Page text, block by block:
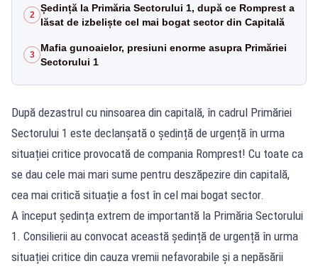
2
Ședință la Primăria Sectorului 1, după ce Romprest a
lăsat de izbeliște cel mai bogat sector din Capitală
3
Mafia gunoaielor, presiuni enorme asupra Primăriei
Sectorului 1
După dezastrul cu ninsoarea din capitală, în cadrul Primăriei
Sectorului 1 este declanșată o ședință de urgență în urma
situației critice provocată de compania Romprest! Cu toate ca
se dau cele mai mari sume pentru deszăpezire din capitală,
cea mai critică situație a fost în cel mai bogat sector.
A început ședința extrem de importantă la Primăria Sectorului
1. Consilierii au convocat această ședință de urgență în urma
situației critice din cauza vremii nefavorabile și a nepăsării